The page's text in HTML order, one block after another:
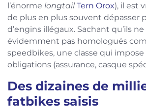
l’énorme longtail Tern Orox), il est
de plus en plus souvent dépasser
d’engins illégaux. Sachant qu’ils
évidemment pas homologués
speedbikes, une classe qui
obligations (assurance, casque
Des dizaines de
fatbikes saisis